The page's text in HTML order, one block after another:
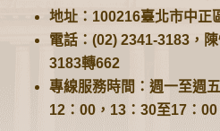
地址：100216臺北市中正
電話：(02) 2341-3183，
3183轉662
專線服務時間：週一至週
12：00，13：30至17：00